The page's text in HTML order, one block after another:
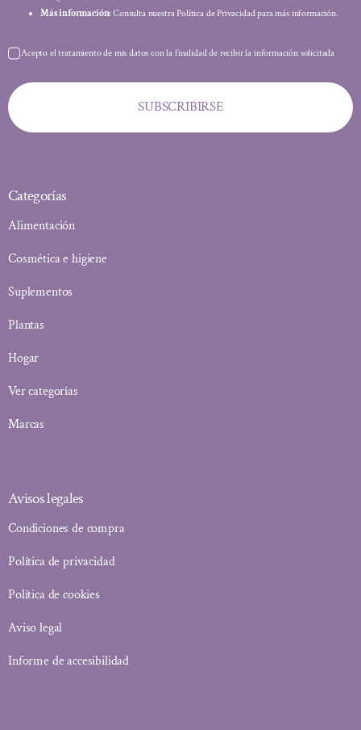
Más información: Consulta nuestra Política de Privacidad para más información.
Acepto el tratamiento de mis datos con la finalidad de recibir la información solicitada
SUBSCRIBIRSE
Categorías
Alimentación
Cosmética e higiene
Suplementos
Plantas
Hogar
Ver categorías
Marcas
Avisos legales
Condiciones de compra
Política de privacidad
Política de cookies
Aviso legal
Informe de accesibilidad